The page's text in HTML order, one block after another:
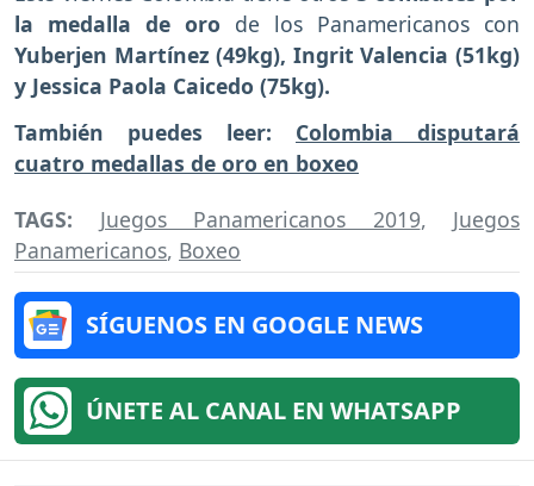
la medalla de oro de los Panamericanos con
Yuberjen Martínez (49kg), Ingrit Valencia (51kg)
y Jessica Paola Caicedo (75kg).
También puedes leer: Colombia disputará
cuatro medallas de oro en boxeo
TAGS: Juegos Panamericanos 2019, Juegos
Panamericanos, Boxeo
SÍGUENOS EN GOOGLE NEWS
ÚNETE AL CANAL EN WHATSAPP